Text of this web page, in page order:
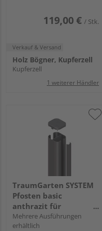
119,00 € / Stk.
Verkauf & Versand
Holz Bögner, Kupferzell
Kupferzell
1 weiterer Händler
TraumGarten SYSTEM
Pfosten basic
anthrazit für
Erdverbau 240x7x7cm
Mehrere Ausführungen
erhältlich